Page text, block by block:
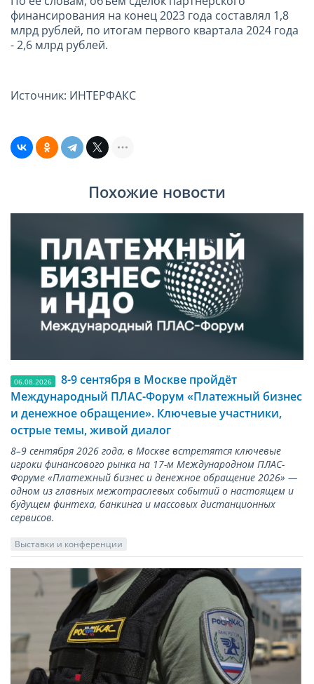
финансирования на конец 2023 года составлял 1,8
млрд рублей, по итогам первого квартала 2024 года
- 2,6 млрд рублей.
Источник: ИНТЕРФАКС
Похожие новости
06.08.2026
8-9 сентября в Москве пройдёт
Международный ПЛАС-Форум «Платежный бизнес
и денежное обращение». Ключевые участники,
острые темы, живой диалог
8–9 сентября 2026 года, в Москве встретятся ключевые
игроки финансового рынка на 17-м Международном ПЛАС-
Форуме «Платежный бизнес и денежное обращение 2026» —
одном из главных межотраслевых событий о настоящем и
будущем финтеха, банкинга и массовых дистанционных
сервисов.
Выставки и конференции